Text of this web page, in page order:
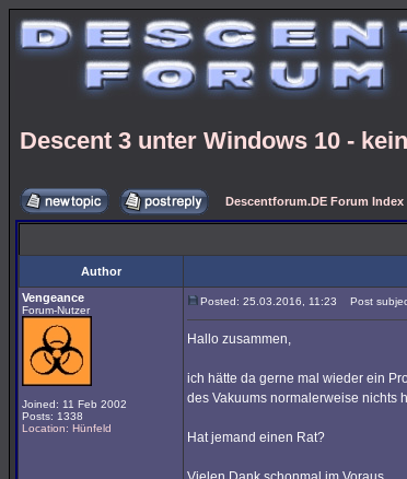
Descent 3 unter Windows 10 -
Descentforum.DE Forum Index
Author
Vengeance
Forum-Nutzer
Joined: 11 Feb 2002
Posts: 1338
Location: Hünfeld
Posted: 25.03.2016, 11:23 Post
Hallo zusammen,
ich hätte da gerne mal wieder ein
des Vakuums normalerweise nichts
Hat jemand einen Rat?